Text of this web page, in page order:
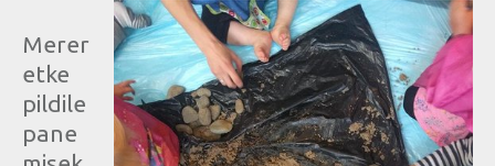
Merer
etke
pildile
pane